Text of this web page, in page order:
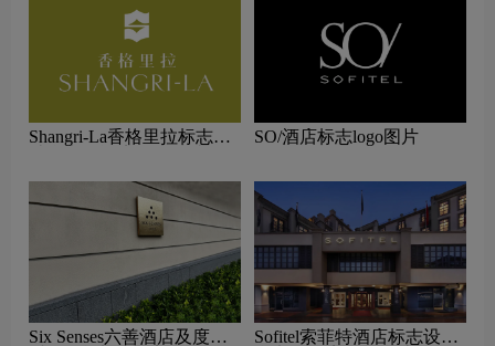
Shangri-La香格里拉标志设
SO/酒店标志logo图片
Six Senses六善酒店及度假
Sofitel索菲特酒店标志设计